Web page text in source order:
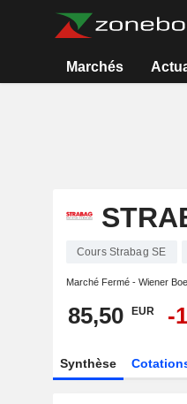
Marchés
Cours Strabag SE
Marché Fermé - Wiener
85,50 EUR -
Synthèse